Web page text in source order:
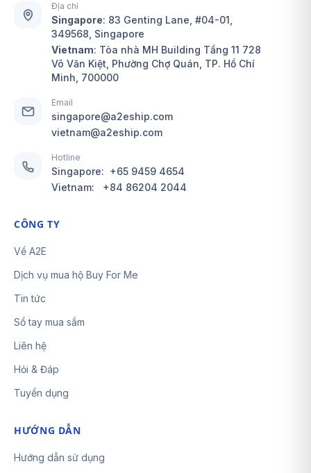
Địa chỉ
Singapore: 83 Genting Lane, #04-01,
349568, Singapore
Vietnam: Tòa nhà MH Building Tầng 11 728
Võ Văn Kiệt, Phường Chợ Quán, TP. Hồ Chí
Minh, 700000
Email
singapore@a2eship.com
vietnam@a2eship.com
Hotline
Singapore: +65 9459 4654
Vietnam: +84 86204 2044
CÔNG TY
Về A2E
Dịch vụ mua hộ Buy For Me
Tin tức
Sổ tay mua sắm
Liên hệ
Hỏi & Đáp
Tuyển dụng
HƯỚNG DẪN
Hướng dẫn sử dụng